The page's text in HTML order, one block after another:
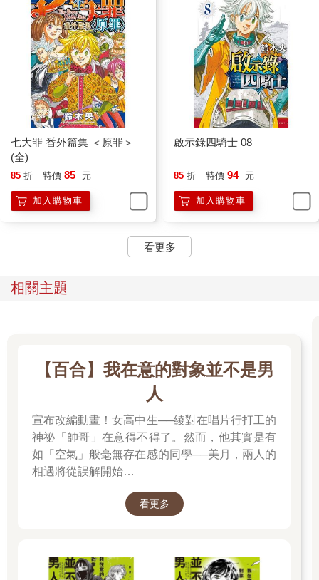
七大罪 番外篇集 ＜原罪＞
(全)
85 折 特價 85 元
加入購物車
啟示錄四騎士 08
85 折 特價 94 元
加入購物車
看更多
相關主題
【百合】我在意的對象並不是男
人
宣布改編動畫！女高中生──綾對在唱片行打工的
神祕「帥哥」在意得不得了。然而，他其實是有
如「空氣」般毫無存在感的同學──美月，兩人的
相遇將從誤解開始…
看更多